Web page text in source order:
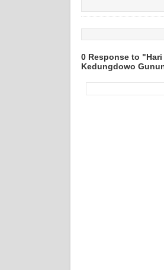
0 Response to
Kedungdowo